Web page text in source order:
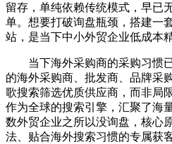
留存，单纯依赖传统模式，早已
单。想要打破询盘瓶颈，搭建一
站，是当下中小外贸企业低成本
当下海外采购商的采购习惯
的海外采购商、批发商、品牌采
歌搜索筛选优质供应商，而非局
作为全球的搜索引擎，汇聚了海
数外贸企业之所以没询盘，核心
法、贴合海外搜索习惯的专属获